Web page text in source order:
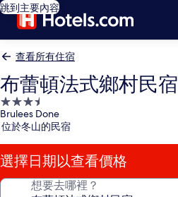
跳到主要內容
查看所有住宿
布蕾頓法式鄉村民宿
3.5
星
級
住
宿
Brulees Done
位於冬山的民宿
選擇日期以查看價格
想要去哪裡？